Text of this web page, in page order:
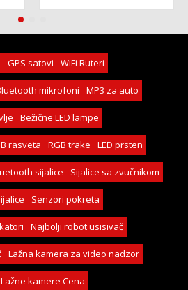
GPS satovi WiFi Ruteri
mikrofoni MP3 za auto
Bežične LED lampe
rasveta RGB trake LED prsten
sijalice Sijalice sa zvučnikom
Senzori pokreta
Najbolji robot usisivač
Lažna kamera za video nadzor
Lažne kamere Cena